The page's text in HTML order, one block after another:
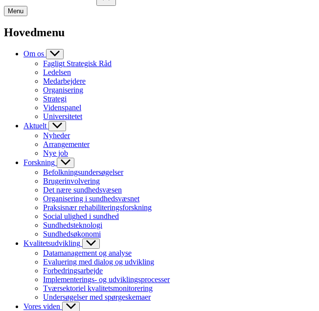
Menu
Hovedmenu
Om os
Fagligt Strategisk Råd
Ledelsen
Medarbejdere
Organisering
Strategi
Videnspanel
Universitetet
Aktuelt
Nyheder
Arrangementer
Nye job
Forskning
Befolkningsundersøgelser
Brugerinvolvering
Det nære sundhedsvæsen
Organisering i sundhedsvæsnet
Praksisnær rehabiliteringsforskning
Social ulighed i sundhed
Sundhedsteknologi
Sundhedsøkonomi
Kvalitetsudvikling
Datamanagement og analyse
Evaluering med dialog og udvikling
Forbedringsarbejde
Implementerings- og udviklingsprocesser
Tværsektoriel kvalitetsmonitorering
Undersøgelser med spørgeskemaer
Vores viden